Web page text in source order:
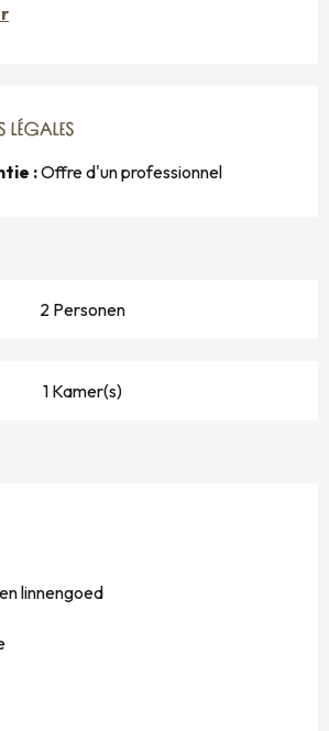
:Offre d'un professionnel
2 Personen
1 Kamer(s)
linnengoed